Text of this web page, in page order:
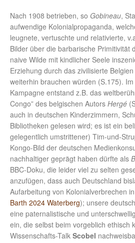
Nach 1908 betrieben, so Gobineau,
aufwendige Kolonialpropaganda,
leugnete, vertuschte und relativierte,
Bilder über die barbarische Primitivität
naive Wilde mit kindlicher Seele
Erziehung durch das zivilisierte
weiterhin brauchen würden (S.175).
Kampagne entstand z.B. das
Congo” des belgischen Autors Hergé
auch in deutschen Kinderzimmern,
Bibliotheken gelesen wird; es ist ein
gelegentlich umstrittener) Tim-und-
Kongo-Bild der deutschen
nachhaltiger geprägt haben dürfte als
BBC-Doku, die leider viel zu selten
anzufügen, dass auch Deutschland
Aufarbeitung von Kolonialverbrechen
Barth 2024 Waterberg); unsere
eine paternalistische und
ein, die selbst beim vorgeblich ethisch
Wissenschafts-Talk Scobel